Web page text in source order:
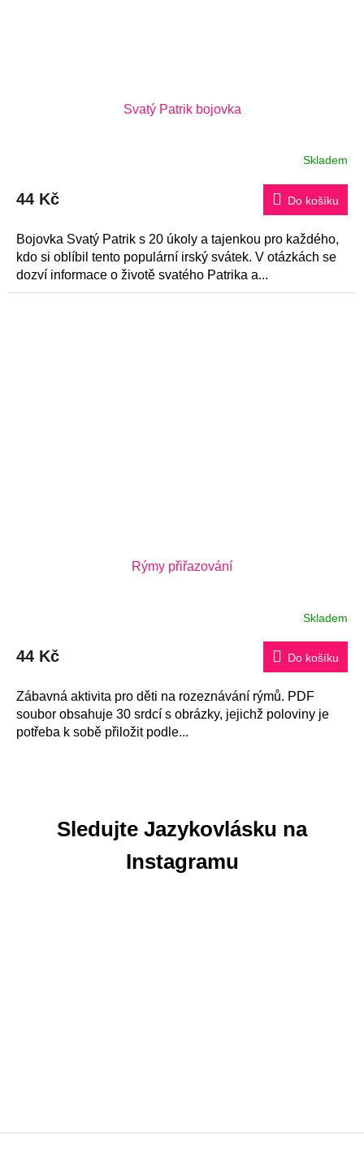
Svatý Patrik bojovka
je
5
hvězdiček.
Skladem
44 Kč Do košíku
Bojovka Svatý Patrik s 20 úkoly a tajenkou pro každého,
kdo si oblíbil tento populární irský svátek. V otázkách se
dozví informace o životě svatého Patrika a...
Rýmy přiřazování
je
5
hvězdiček.
Skladem
44 Kč Do košíku
Zábavná aktivita pro děti na rozeznávání rýmů. PDF
soubor obsahuje 30 srdcí s obrázky, jejichž poloviny je
potřeba k sobě přiložit podle...
Sledujte Jazykovlásku na
Instagramu